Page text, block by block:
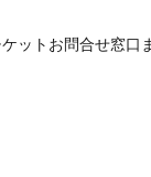
ットお問合せ窓口